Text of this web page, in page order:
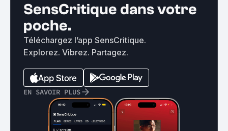
SensCritique dans votre
poche.
Téléchargez l’app SensCritique.
Explorez. Vibrez. Partagez.
EN SAVOIR PLUS